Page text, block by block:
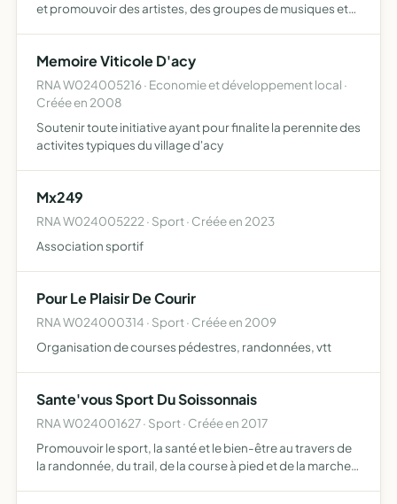
et promouvoir des artistes, des groupes de musiques et
Memoire Viticole D'acy
RNA W024005216 · Economie et développement local ·
Créée en 2008
Soutenir toute initiative ayant pour finalite la perennite des
activites typiques du village d'acy
Mx249
RNA W024005222 · Sport · Créée en 2023
Association sportif
Pour Le Plaisir De Courir
RNA W024000314 · Sport · Créée en 2009
Organisation de courses pédestres, randonnées, vtt
Sante'vous Sport Du Soissonnais
RNA W024001627 · Sport · Créée en 2017
Promouvoir le sport, la santé et le bien-être au travers de
la randonnée, du trail, de la course à pied et de la marche